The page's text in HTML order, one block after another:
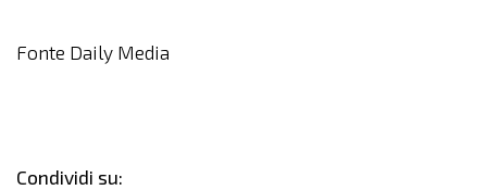
Fonte Daily Media
Condividi su: